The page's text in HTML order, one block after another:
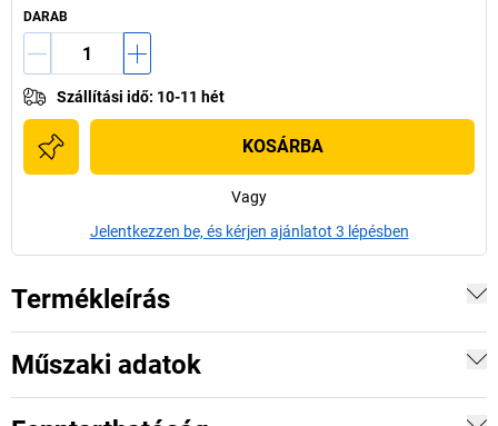
DARAB
Szállítási idő: 10-11 hét
KOSÁRBA
Vagy
Jelentkezzen be, és kérjen ajánlatot 3 lépésben
Termékleírás
Műszaki adatok